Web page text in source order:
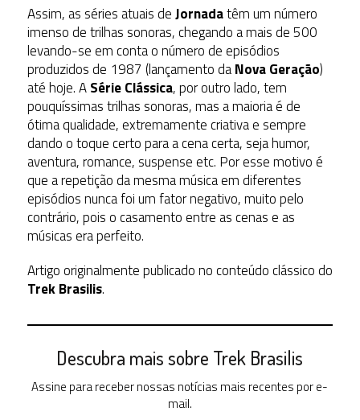
Assim, as séries atuais deJornadatêm um número
imenso de trilhas sonoras, chegando a mais de 500
levando-se em conta o número de episódios
produzidos de 1987 (lançamento daNova Geração)
até hoje. ASérie Clássica, por outro lado, tem
pouquíssimas trilhas sonoras, mas a maioria é de
ótima qualidade, extremamente criativa e sempre
dando o toque certo para a cena certa, seja humor,
aventura, romance, suspense etc. Por esse motivo é
que a repetição da mesma música em diferentes
episódios nunca foi um fator negativo, muito pelo
contrário, pois o casamento entre as cenas e as
músicas era perfeito.
Artigo originalmente publicado no conteúdo clássico do
Trek Brasilis.
Descubra mais sobre Trek Brasilis
Assine para receber nossas notícias mais recentes por e-
mail.